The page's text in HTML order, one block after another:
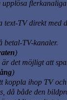
upplösa
TV direkt
betal-TV-kanaler.
)
det möjligt att
)
koppla ihop TV
då både den